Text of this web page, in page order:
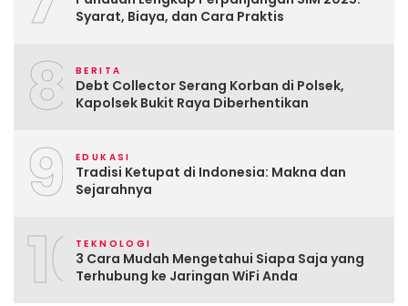
Syarat, Biaya, dan Cara Praktis
8 BERITA
Debt Collector Serang Korban di Polsek,
Kapolsek Bukit Raya Diberhentikan
9 EDUKASI
Tradisi Ketupat di Indonesia: Makna dan
Sejarahnya
10TEKNOLOGI
3 Cara Mudah Mengetahui Siapa Saja yang
Terhubung ke Jaringan WiFi Anda